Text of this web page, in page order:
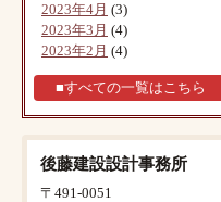
2023年4月 (3)
2023年3月 (4)
2023年2月 (4)
■すべての一覧はこちら
後藤建設設計事務所
〒491-0051